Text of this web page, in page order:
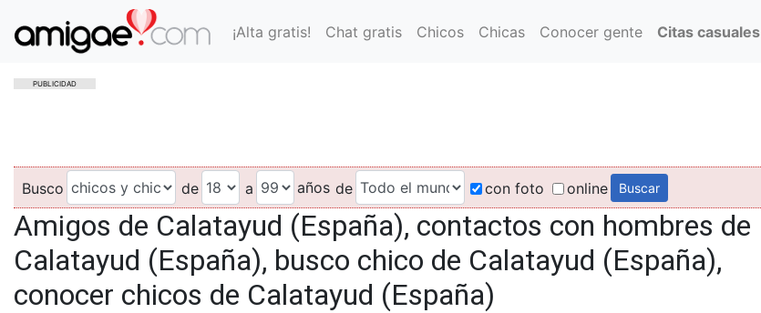
¡Alta gratis! Chat gratis Chicos Chicas Conocer gente Citas casuales
PUBLICIDAD
Busco de a años de con foto online
Amigos de Calatayud (España), contactos con hombres de
Calatayud (España), busco chico de Calatayud (España),
conocer chicos de Calatayud (España)